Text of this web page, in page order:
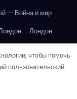
— Война и мир
Лондон
Лондон
чтобы помочь
пользовательский